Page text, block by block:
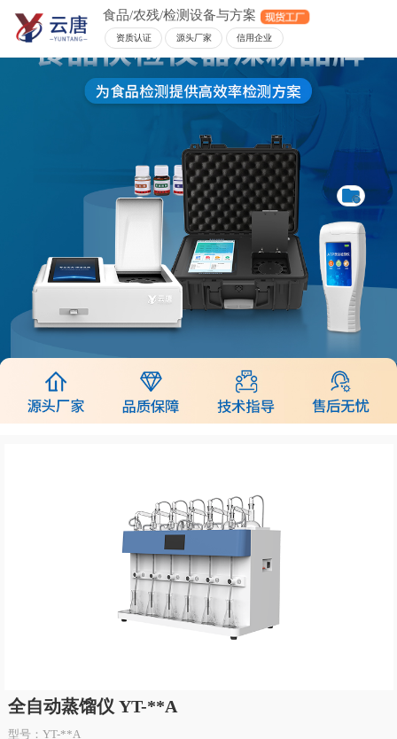
食品/农残/检测设备与方案
资质认证 源头厂家 信用企业
全自动蒸馏仪 YT-**A
型号：YT-**A